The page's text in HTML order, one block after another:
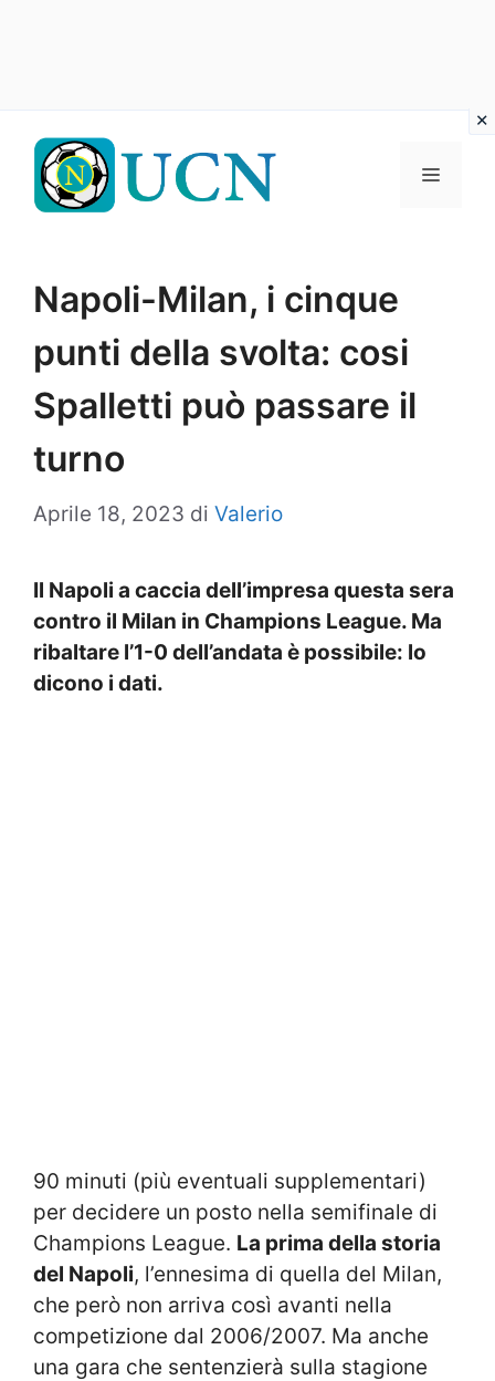
contenuto
Menu
Napoli-Milan, i cinque
punti della svolta: cosi
Spalletti può passare il
turno
Aprile 18, 2023 di Valerio
Il Napoli a caccia dell’impresa questa sera
contro il Milan in Champions League. Ma
ribaltare l’1-0 dell’andata è possibile: lo
dicono i dati.
90 minuti (più eventuali supplementari)
per decidere un posto nella semifinale di
Champions League. La prima della storia
del Napoli, l’ennesima di quella del Milan,
che però non arriva così avanti nella
competizione dal 2006/2007. Ma anche
una gara che sentenzierà sulla stagione